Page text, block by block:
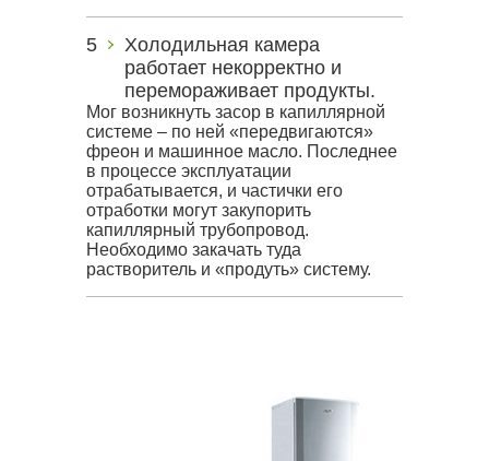
Холодильная камера
работает некорректно и
перемораживает продукты.
Мог возникнуть засор в капиллярной
системе – по ней «передвигаются»
фреон и машинное масло. Последнее
в процессе эксплуатации
отрабатывается, и частички его
отработки могут закупорить
капиллярный трубопровод.
Необходимо закачать туда
растворитель и «продуть» систему.